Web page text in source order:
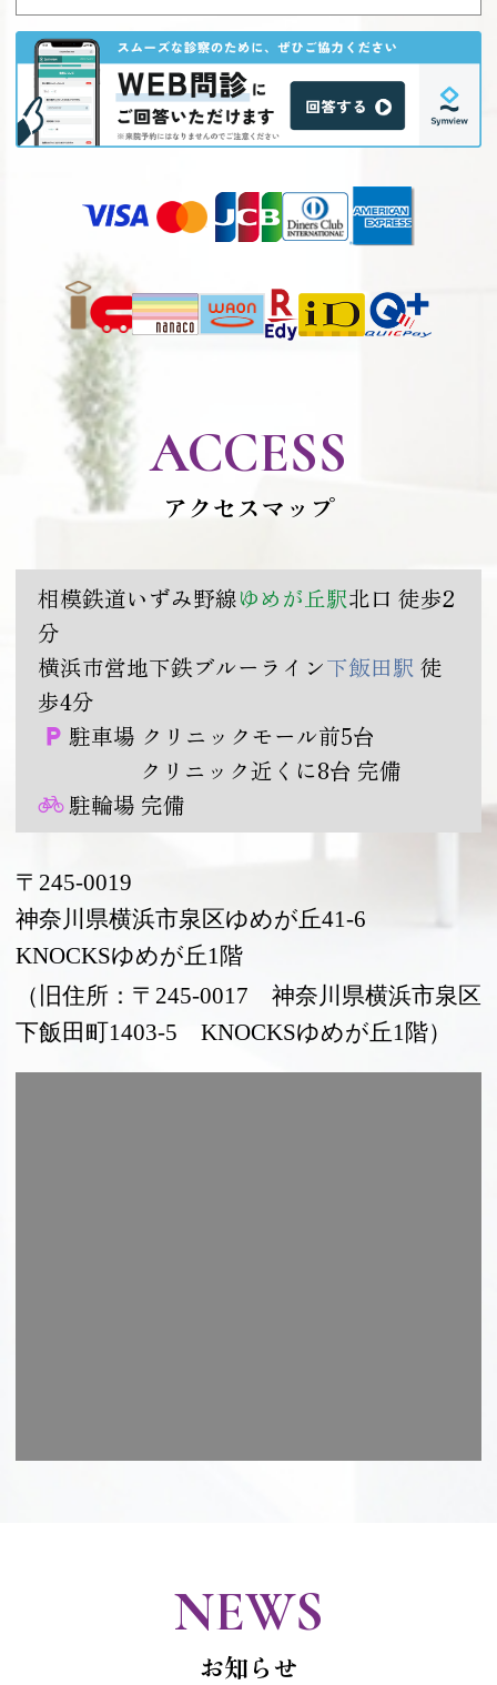
ACCESS
アクセスマップ
相模鉄道いずみ野線ゆめが丘駅北口 徒歩2
分
横浜市営地下鉄ブルーライン下飯田駅 徒
歩4分
駐車場 クリニックモール前5台
クリニック近くに8台 完備
駐輪場 完備
〒245-0019
神奈川県横浜市泉区ゆめが丘41-6
KNOCKSゆめが丘1階
（旧住所：〒245-0017 神奈川県横浜市泉区
下飯田町1403-5 KNOCKSゆめが丘1階）
NEWS
お知らせ